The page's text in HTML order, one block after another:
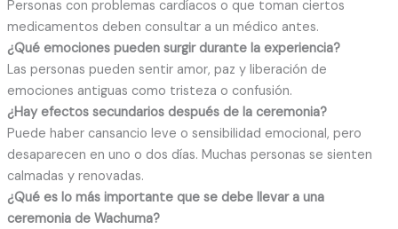
Personas con problemas cardíacos o que toman ciertos
medicamentos deben consultar a un médico antes.
¿Qué emociones pueden surgir durante la experiencia?
Las personas pueden sentir amor, paz y liberación de
emociones antiguas como tristeza o confusión.
¿Hay efectos secundarios después de la ceremonia?
Puede haber cansancio leve o sensibilidad emocional, pero
desaparecen en uno o dos días. Muchas personas se sienten
calmadas y renovadas.
¿Qué es lo más importante que se debe llevar a una
ceremonia de Wachuma?